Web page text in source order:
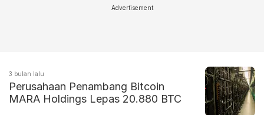
Advertisement
3 bulan lalu
Perusahaan Penambang Bitcoin
MARA Holdings Lepas 20.880 BTC